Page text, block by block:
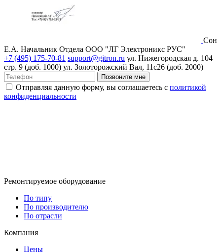
Сон
Е.А. Начальник Отдела ООО "ЛГ Электроникс РУС"
+7 (495) 175-70-81 support@gitron.ru ул. Нижегородская д. 104
стр. 9 (доб. 1000) ул. Золоторожский Вал, 11с26 (доб. 2000)
Позвоните мне
Отправляя данную форму, вы соглашаетесь с политикой
конфиденциальности
Ремонтируемое оборудование
По типу
По производителю
По отрасли
Компания
Цены